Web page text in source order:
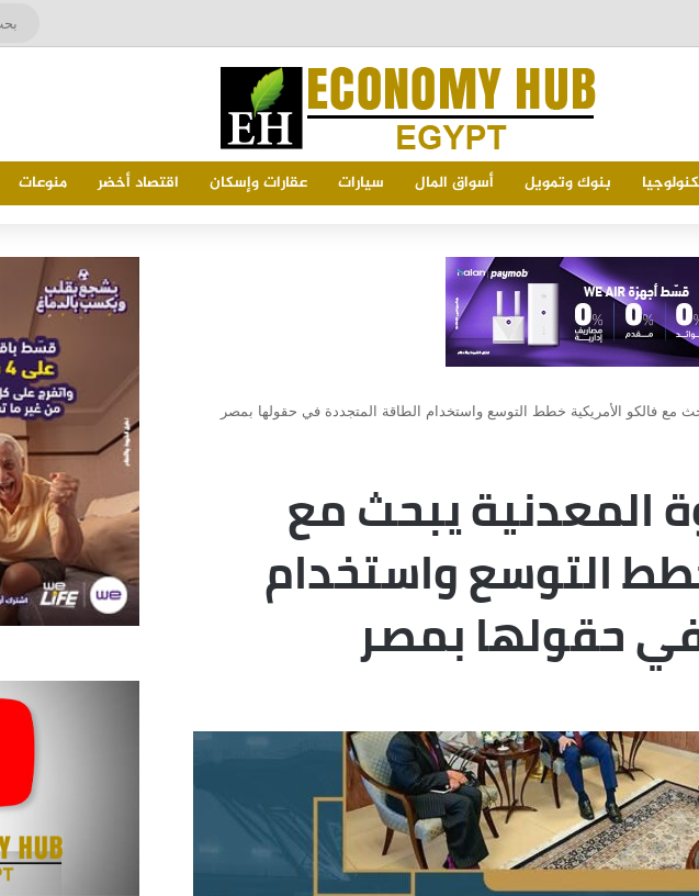
بنوك وتمويل أسواق المال سيارات عقارات وإسكان اقتصاد أخضر منوعات
مع فالكو الأمريكية خطط التوسع واستخدام الطاقة المتجددة في حقولها بمصر
المعدنية يبحث مع
التوسع واستخدام
حقولها بمصر